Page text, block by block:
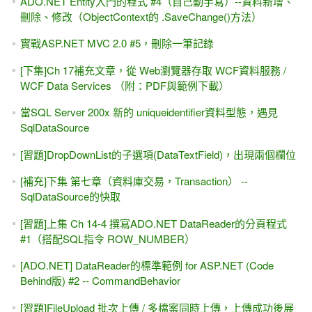
MIS2000Lab.的「HTML5 認證考試， 從零開始」#19 ---
HTML5 Geolocation API ( 地理位置API )
MIS2000Lab.的「HTML5 認證考試， 從零開始」#4 / #5 --
CSS 與selector、HTML5超簡易入門
簡體中文書 到手～ASP.NET案例精編--適用於VS2005/2008
(清華大學出版社)
[補充]上集Ch. 3 -- TextBox的 TextChanged事件#1 -- 動態給
予預設值，會觸發TextChanged事件嗎？
[限VB語法，20套] ASP.NET 4.5專題實務，上下兩集(含郵資)
1170元（郵局便利箱，隔天到府）
[給讀者的話]每一個人都是從「零」起步的！只要用功、花時
間，就有機會學得好～
[習題]ASP.NET 搭配 美工人員設計好的HTML網頁 #2 --
Repeater
[OneDrive] 30秒做出免費、線上問卷、網頁問卷